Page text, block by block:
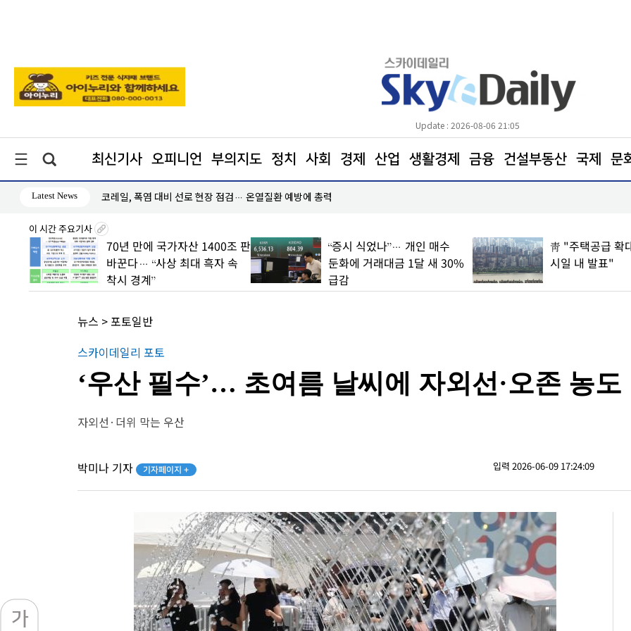
Update : 2026-08-06 21:05
최신기사 오피니언 부의지도 정치 사회 경제 산업 생활경제 금융 건설부동산 국제 문
Latest News 코레일, 폭염 대비 선로 현장 점검… 온열질환 예방에 총력
이 시간 주요기사
70년 만에 국가자산 1400조 판
바꾼다… “사상 최대 흑자 속
착시 경계”
“증시 식었나”… 개인 매수
둔화에 거래대금 1달 새 30%
급감
靑 "주택공급 확
시일 내 발표"
뉴스 > 포토일반
스카이데일리 포토
‘우산 필수’… 초여름 날씨에 자외선·오존 농도
자외선·더위 막는 우산
박미나 기자 기자페이지 + 입력 2026-06-09 17:24:09